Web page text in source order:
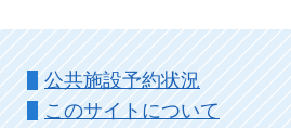
公共施設予約状況
このサイトについて